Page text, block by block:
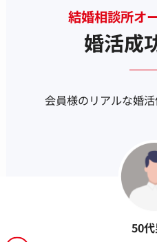
結婚相談所オ
婚活成
会員様のリアルな婚活
50